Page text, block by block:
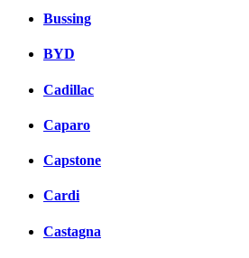
Bussing
BYD
Cadillac
Caparo
Capstone
Cardi
Castagna